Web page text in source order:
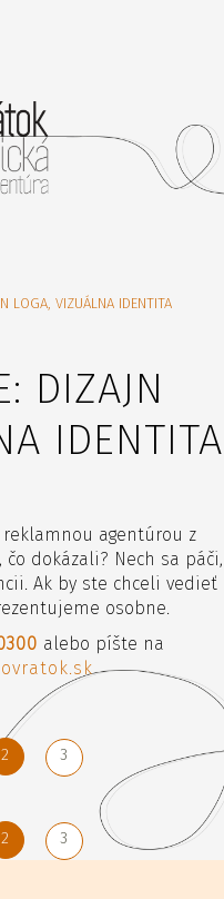
LOGA, VIZUÁLNA IDENTITA
DIZAJN
IDENTITA
agentúrou z
dokázali? Nech sa páči,
Ak by ste chceli vedieť
osobne.
alebo píšte na
2 3
2 3